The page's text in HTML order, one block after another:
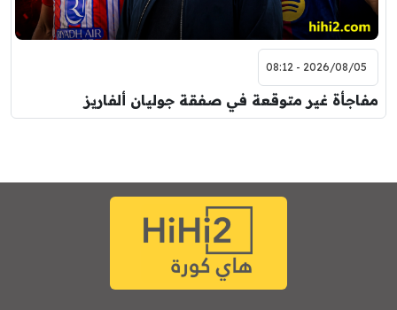
2026/08/05 - 08:12
مفاجأة غير متوقعة في صفقة جوليان ألفاريز